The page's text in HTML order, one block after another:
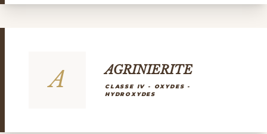
A AGRINIERITE
CLASSE IV - OXYDES -
HYDROXYDES